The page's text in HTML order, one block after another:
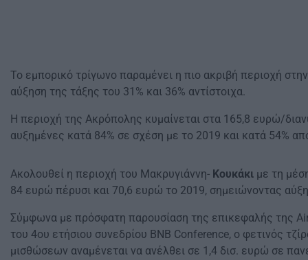
Το εμπορικό τρίγωνο παραμένει η πιο ακριβή περιοχή
αύξηση της τάξης του 31% και 36% αντίστοιχα.
Η περιοχή της Ακρόπολης κυμαίνεται στα 165,8 ευρώ/
αυξημένες κατά 84% σε σχέση με το 2019 και κατά 54%
Ακολουθεί η περιοχή του Μακρυγιάννη- Κουκάκι με τη
84 ευρώ πέρυσι και 70,6 ευρώ το 2019, σημειώνοντας
Σύμφωνα με πρόσφατη παρουσίαση της επικεφαλής της
του 4ου ετήσιου συνεδρίου ΒΝΒ Conference, ο φετινός
μισθώσεων αναμένεται να ανέλθει σε 1,4 δισ. ευρώ σε